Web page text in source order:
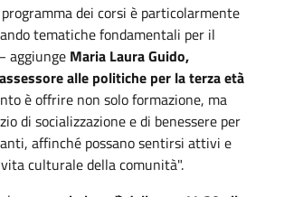
dei corsi è particolarmente
tematiche fondamentali per il
aggiunge Maria Laura Guido,
alle politiche per la terza età
è offrire non solo formazione, ma
di socializzazione e di benessere per
affinché possano sentirsi attivi e
culturale della comunità".